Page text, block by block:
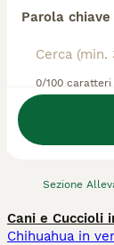
Parola chiave
0/100 caratteri
Sezione
Abbiamo
Cani e Cuccioli
Chihuahua in